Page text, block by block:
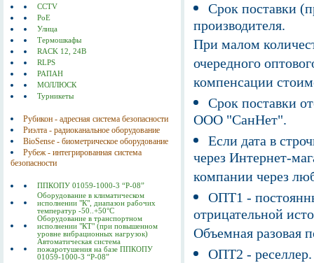
CCTV
PoE
Улица
Термошкафы
RACK 12, 24В
RLPS
РАПАН
МОЛЛЮСК
Турникеты
Рубикон - адресная система безопасности
Риэлта - радиоканальное оборудование
BioSense - биометрическое оборудование
Рубеж - интегрированная система
безопасности
ППКОПУ 01059-1000-3 “Р-08”
Оборудование в климатическом
исполнении "К", диапазон рабочих
температур -50..+50°С
Оборудование в транспортном
исполнении "КТ" (при повышенном
уровне вибрационных нагрузок)
Автоматическая система
пожаротушения на базе ППКОПУ
01059-1000-3 “Р-08”
Срок поставки
производителя.
При малом
очередного
компенсации
Срок поставки
ООО "СанНет".
Если дата в
через Интернет-
компании через
ОПТ1 -
отрицательной
Объемная разовая
ОПТ2 -